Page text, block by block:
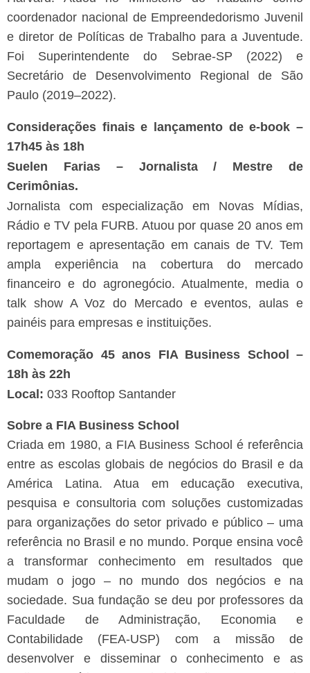
coordenador nacional de Empreendedorismo Juvenil
e diretor de Políticas de Trabalho para a Juventude.
Foi Superintendente do Sebrae-SP (2022) e
Secretário de Desenvolvimento Regional de São
Paulo (2019–2022).
Considerações finais e lançamento de e-book –
17h45 às 18h
Suelen Farias – Jornalista / Mestre de
Cerimônias.
Jornalista com especialização em Novas Mídias,
Rádio e TV pela FURB. Atuou por quase 20 anos em
reportagem e apresentação em canais de TV. Tem
ampla experiência na cobertura do mercado
financeiro e do agronegócio. Atualmente, media o
talk show A Voz do Mercado e eventos, aulas e
painéis para empresas e instituições.
Comemoração 45 anos FIA Business School –
18h às 22h
Local: 033 Rooftop Santander
Sobre a FIA Business School
Criada em 1980, a FIA Business School é referência
entre as escolas globais de negócios do Brasil e da
América Latina. Atua em educação executiva,
pesquisa e consultoria com soluções customizadas
para organizações do setor privado e público – uma
referência no Brasil e no mundo. Porque ensina você
a transformar conhecimento em resultados que
mudam o jogo – no mundo dos negócios e na
sociedade. Sua fundação se deu por professores da
Faculdade de Administração, Economia e
Contabilidade (FEA-USP) com a missão de
desenvolver e disseminar o conhecimento e as